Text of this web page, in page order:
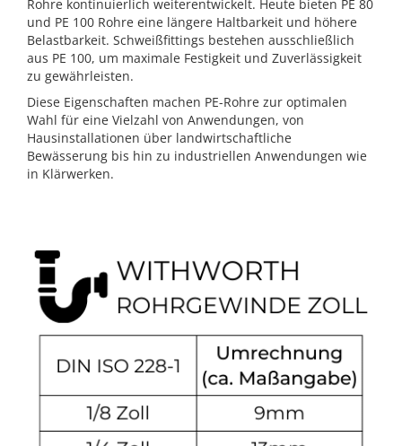
Rohre kontinuierlich weiterentwickelt. Heute bieten PE 80
und PE 100 Rohre eine längere Haltbarkeit und höhere
Belastbarkeit. Schweißfittings bestehen ausschließlich
aus PE 100, um maximale Festigkeit und Zuverlässigkeit
zu gewährleisten.
Diese Eigenschaften machen PE-Rohre zur optimalen
Wahl für eine Vielzahl von Anwendungen, von
Hausinstallationen über landwirtschaftliche
Bewässerung bis hin zu industriellen Anwendungen wie
in Klärwerken.